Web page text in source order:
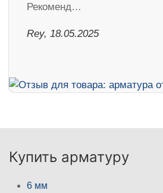
Рекоменд…
Rey, 18.05.2025
Купить арматуру
6 мм